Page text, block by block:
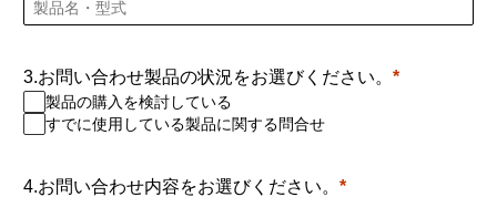
3.お問い合わせ製品の状況をお選びください。
製品の購入を検討している
すでに使用している製品に関する問合せ
4.お問い合わせ内容をお選びください。